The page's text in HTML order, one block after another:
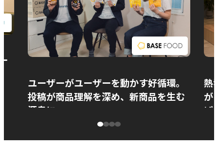
ユーザーがユーザーを動かす好循環。
投稿が商品理解を深め、新商品を生む
源泉に
熱
が
ぱ